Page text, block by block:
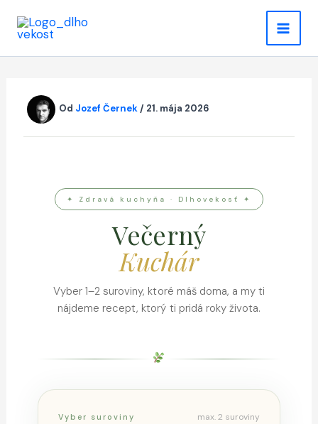
Od Jozef Černek / 21. mája 2026
✦ Zdravá kuchyňa · Dlhovekosť ✦
Večerný
Kuchár
Vyber 1–2 suroviny, ktoré máš doma, a my ti
nájdeme recept, ktorý ti pridá roky života.
Vyber suroviny max. 2 suroviny